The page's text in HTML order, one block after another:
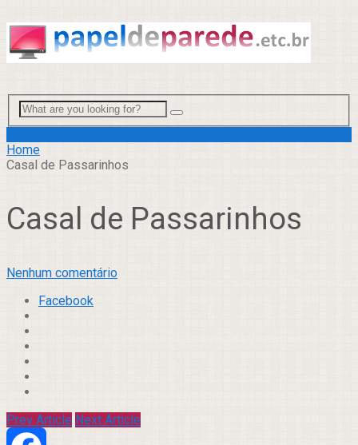
Home
Casal de Passarinhos
Casal de Passarinhos
Nenhum comentário
Facebook
Prev Article Next Article